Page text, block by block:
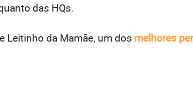
das HQs.
Leitinho da Mamãe, um dos melhores